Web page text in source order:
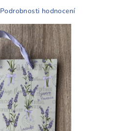
Podrobnosti hodnocení